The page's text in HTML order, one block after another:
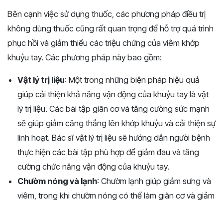
Bên cạnh việc sử dụng thuốc, các phương pháp điều trị
không dùng thuốc cũng rất quan trọng để hỗ trợ quá trình
phục hồi và giảm thiểu các triệu chứng của viêm khớp
khuỷu tay. Các phương pháp này bao gồm:
Vật lý trị liệu: Một trong những biện pháp hiệu quả
giúp cải thiện khả năng vận động của khuỷu tay là vật
lý trị liệu. Các bài tập giãn cơ và tăng cường sức mạnh
sẽ giúp giảm căng thẳng lên khớp khuỷu và cải thiện sự
linh hoạt. Bác sĩ vật lý trị liệu sẽ hướng dẫn người bệnh
thực hiện các bài tập phù hợp để giảm đau và tăng
cường chức năng vận động của khuỷu tay.
Chườm nóng và lạnh: Chườm lạnh giúp giảm sưng và
viêm, trong khi chườm nóng có thể làm giãn cơ và giảm